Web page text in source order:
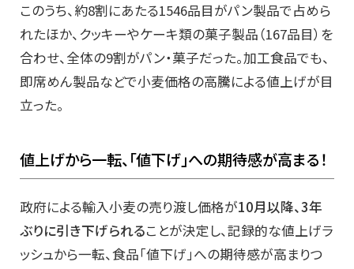
このうち、約8割にあたる1546品目がパン製品で占めら
れたほか、クッキーやケーキ類の菓子製品（167品目）を
合わせ、全体の9割がパン・菓子だった。加工食品でも、
即席めん製品などで小麦価格の高騰による値上げが目
立った。
値上げから一転、「値下げ」への期待感が高まる！
政府による輸入小麦の売り渡し価格が10月以降、3年
ぶりに引き下げられることが決定し、記録的な値上げラ
ッシュから一転、食品「値下げ」への期待感が高まりつ